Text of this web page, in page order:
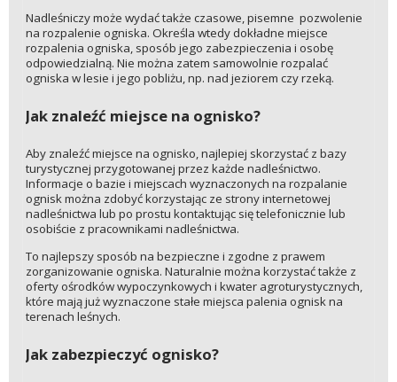
Nadleśniczy może wydać także czasowe, pisemne pozwolenie
na rozpalenie ogniska. Określa wtedy dokładne miejsce
rozpalenia ogniska, sposób jego zabezpieczenia i osobę
odpowiedzialną. Nie można zatem samowolnie rozpalać
ogniska w lesie i jego pobliżu, np. nad jeziorem czy rzeką.
Jak znaleźć miejsce na ognisko?
Aby znaleźć miejsce na ognisko, najlepiej skorzystać z bazy
turystycznej przygotowanej przez każde nadleśnictwo.
Informacje o bazie i miejscach wyznaczonych na rozpalanie
ognisk można zdobyć korzystając ze strony internetowej
nadleśnictwa lub po prostu kontaktując się telefonicznie lub
osobiście z pracownikami nadleśnictwa.
To najlepszy sposób na bezpieczne i zgodne z prawem
zorganizowanie ogniska. Naturalnie można korzystać także z
oferty ośrodków wypoczynkowych i kwater agroturystycznych,
które mają już wyznaczone stałe miejsca palenia ognisk na
terenach leśnych.
Jak zabezpieczyć ognisko?